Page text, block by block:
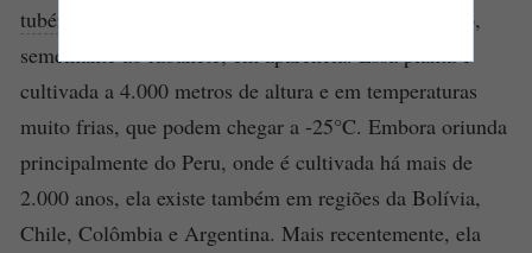
tubérculo
da família do nabo, do repolho e do agrião,
semelhante ao rabanete, em aparência. Essa planta é
cultivada a 4.000 metros de altura e em temperaturas
muito frias, que podem chegar a -25°C. Embora oriunda
principalmente do Peru, onde é cultivada há mais de
2.000 anos, ela existe também em regiões da Bolívia,
Chile, Colômbia e Argentina. Mais recentemente, ela